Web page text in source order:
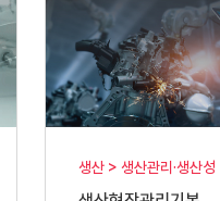
생산 > 생산관리·생산성